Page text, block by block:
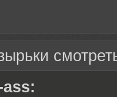
ass: